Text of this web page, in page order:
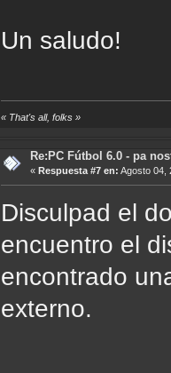
Un saludo!
« That's all, folks »
Re:PC Fútbol 6.0 - pa
« Respuesta #7 en: Agosto 04,
Disculpad el
encuentro el
encontrado
externo.